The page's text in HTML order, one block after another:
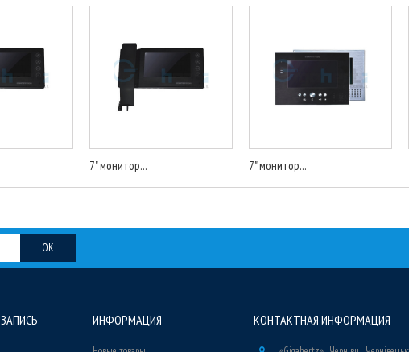
7" монитор... 7" монитор...
OK
ИНФОРМАЦИЯ КОНТАКТНАЯ ИНФОРМАЦИЯ